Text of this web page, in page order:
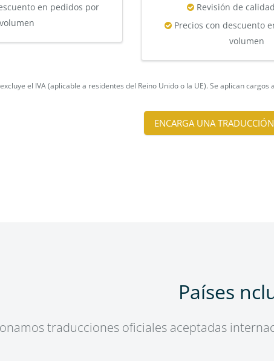
en pedidos por
volumen
Revisión de
Precios con descuento
volumen
el IVA (aplicable a residentes del Reino Unido o la UE). Se aplican
ENCARGA UNA
Países
traducciones oficiales aceptadas